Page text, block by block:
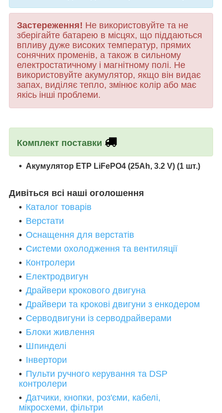
Застереження! Не використовуйте та не
зберігайте батарею в місцях, що піддаються
впливу дуже високих температур, прямих
сонячних променів, а також в сильному
електростатичному і магнітному полі. Не
використовуйте акумулятор, якщо він видає
запах, виділяє тепло, змінює колір або має
якісь інші проблеми.
Комплект поставки
Акумулятор ETP LiFePO4 (25Ah, 3.2 V) (1 шт.)
Дивіться всі наші оголошення
Каталог товарів
Верстати
Оснащення для верстатів
Системи охолодження та вентиляції
Контролери
Електродвигун
Драйвери крокового двигуна
Драйвери та крокові двигуни з енкодером
Серводвигуни із серводрайверами
Блоки живлення
Шпинделі
Інвертори
Пульти ручного керування та DSP
контролери
Датчики, кнопки, роз'єми, кабелі,
мікросхеми, фільтри